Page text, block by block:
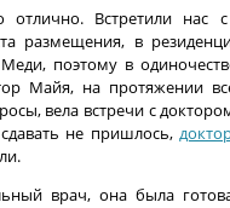
отлично. Встретили
размещения, в
поэтому в
Майя, на протяжении
вела встречи с
не пришлось,
врач, она была